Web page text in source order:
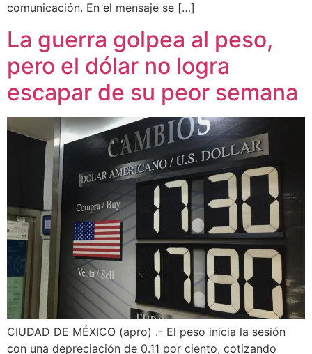
comunicación. En el mensaje se […]
La guerra golpea al peso,
pero el dólar no logra
escapar de su peor semana
CIUDAD DE MÉXICO (apro) .- El peso inicia la sesión
con una depreciación de 0.11 por ciento, cotizando